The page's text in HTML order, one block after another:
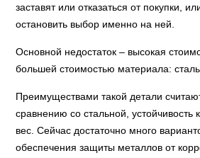
заставят или отказаться от покупки,
остановить выбор именно на ней.
Основной недостаток – высокая
большей стоимостью материала:
Преимуществами такой детали
сравнению со стальной, устойчивость
вес. Сейчас достаточно много
обеспечения защиты металлов от